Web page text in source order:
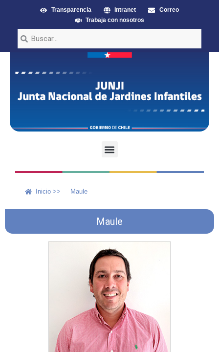
Transparencia Intranet
Correo
Trabaja con nosotros
Inicio >> Maule
Maule